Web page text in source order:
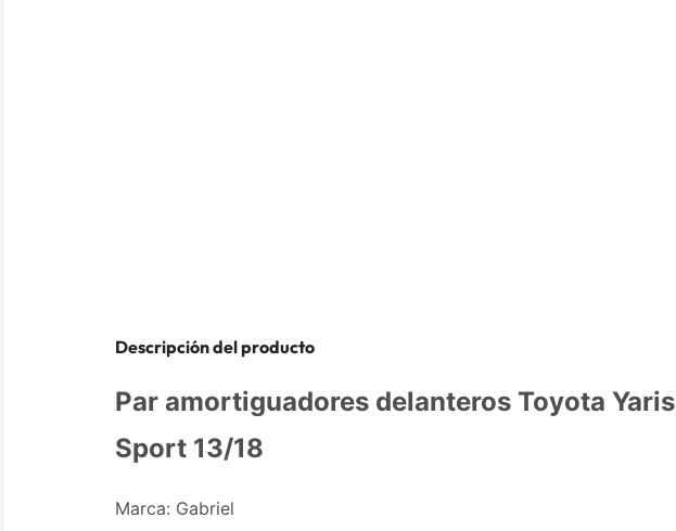
Descripción del producto
Par amortiguadores delanteros Toyota Yaris
Sport 13/18
Marca: Gabriel